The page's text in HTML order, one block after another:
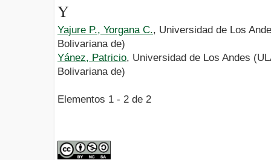
Y
Yajure P., Yorgana C., Universidad de Los
Bolivariana de)
Yánez, Patricio, Universidad de Los Andes
Bolivariana de)
Elementos 1 - 2 de 2